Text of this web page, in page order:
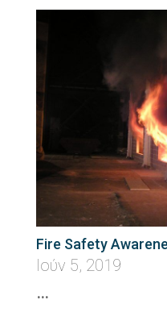
Fire Safety
Ιούν 5, 2019
…